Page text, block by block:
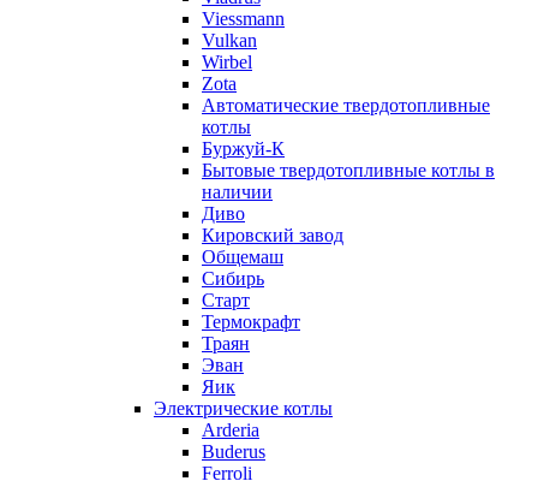
Viessmann
Vulkan
Wirbel
Zota
Автоматические твердотопливные
котлы
Буржуй-К
Бытовые твердотопливные котлы в
наличии
Диво
Кировский завод
Общемаш
Сибирь
Старт
Термокрафт
Траян
Эван
Яик
Электрические котлы
Arderia
Buderus
Ferroli